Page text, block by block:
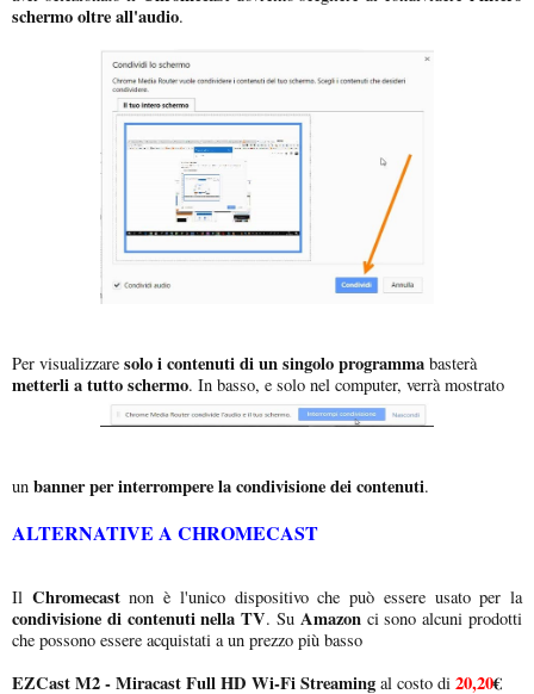
schermo oltre all'audio.
Per visualizzare solo i contenuti di un singolo programma basterà
metterli a tutto schermo. In basso, e solo nel computer, verrà mostrato
un banner per interrompere la condivisione dei contenuti.
ALTERNATIVE A CHROMECAST
Il Chromecastnon è l'unico dispositivo che può essere usato per la
condivisione di contenuti nella TV. Su Amazonci sono alcuni prodotti
che possono essere acquistati a un prezzo più basso
EZCast M2 - Miracast Full HD Wi-Fi Streaming al costo di 20,20€